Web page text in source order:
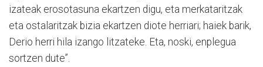
izateak erosotasuna ekartzen digu, eta merkataritzak
eta ostalaritzak bizia ekartzen diote herriari; haiek barik,
Derio herri hila izango litzateke. Eta, noski, enplegua
sortzen dute”.